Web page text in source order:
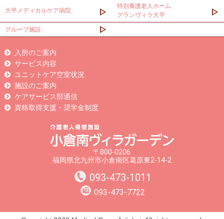
大平メディカルケア病院
特別養護老人ホーム
グランヴィラ大平
グループ施設
入所のご案内
サービス内容
ユニットケア空室状況
施設のご案内
ケアサービス部通信
資格取得支援・奨学金制度
〒800-0206
福岡県北九州市小倉南区葛原東2-14-2
093-473-1011
093-473-7722